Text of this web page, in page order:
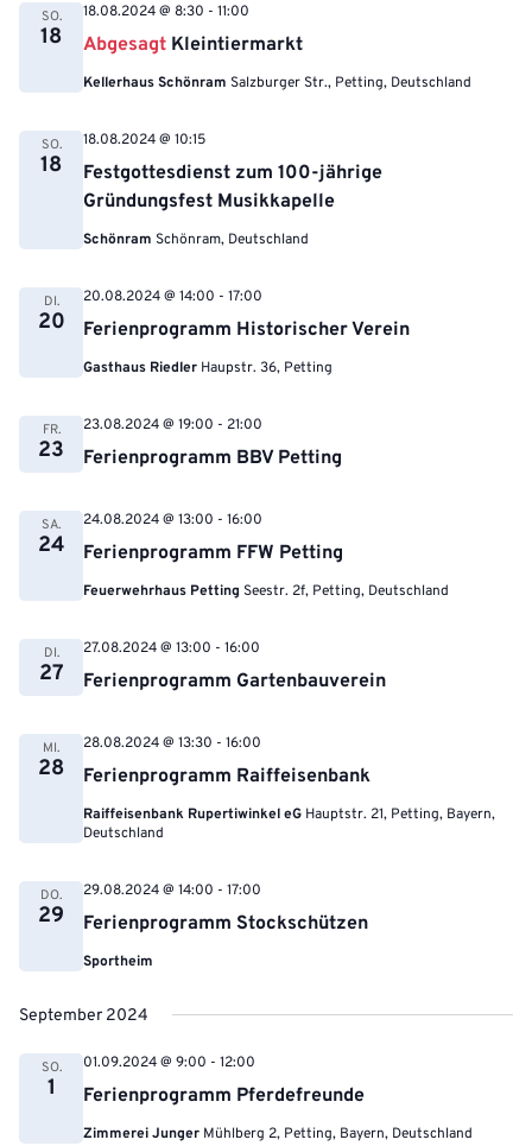
SO.
18 Abgesagt Kleintiermarkt
18.08.2024 @ 8:30 - 11:00
Kellerhaus Schönram Salzburger Str., Petting, Deutschland
SO.
18
Festgottesdienst zum 100-jährige
Gründungsfest Musikkapelle
18.08.2024 @ 10:15
Schönram Schönram, Deutschland
DI.
20 Ferienprogramm Historischer Verein
20.08.2024 @ 14:00 - 17:00
Gasthaus Riedler Haupstr. 36, Petting
FR.
23 Ferienprogramm BBV Petting
23.08.2024 @ 19:00 - 21:00
SA.
24 Ferienprogramm FFW Petting
24.08.2024 @ 13:00 - 16:00
Feuerwehrhaus Petting Seestr. 2f, Petting, Deutschland
DI.
27 Ferienprogramm Gartenbauverein
27.08.2024 @ 13:00 - 16:00
MI.
28 Ferienprogramm Raiffeisenbank
28.08.2024 @ 13:30 - 16:00
Raiffeisenbank Rupertiwinkel eG Hauptstr. 21, Petting, Bayern,
Deutschland
DO.
29 Ferienprogramm Stockschützen
29.08.2024 @ 14:00 - 17:00
Sportheim
September 2024
SO.
1 Ferienprogramm Pferdefreunde
01.09.2024 @ 9:00 - 12:00
Zimmerei Junger Mühlberg 2, Petting, Bayern, Deutschland